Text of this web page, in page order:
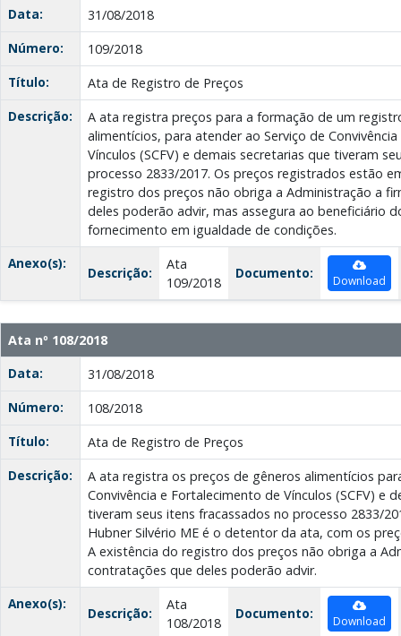
Data:
31/08/2018
Número:
109/2018
Título:
Ata de Registro de Preços
Descrição:
A ata registra preços para a formação de um
alimentícios, para atender ao Serviço de
Vínculos (SCFV) e demais secretarias que tiveram
processo 2833/2017. Os preços registrados estão
registro dos preços não obriga a Administração a
deles poderão advir, mas assegura ao beneficiário
fornecimento em igualdade de condições.
Anexo(s):
Descrição:
Ata
109/2018
Documento: Download
Ata nº 108/2018
Data:
31/08/2018
Número:
108/2018
Título:
Ata de Registro de Preços
Descrição:
A ata registra os preços de gêneros alimentícios
Convivência e Fortalecimento de Vínculos (SCFV) e
tiveram seus itens fracassados no processo 2833/
Hubner Silvério ME é o detentor da ata, com os
A existência do registro dos preços não obriga a
contratações que deles poderão advir.
Anexo(s):
Descrição:
Ata
108/2018
Documento: Download